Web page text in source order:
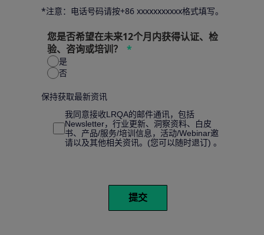
*注意：电话号码请按+86 xxxxxxxxxxx格式填写。
您是否希望在未来12个月内获得认证、检
验、咨询或培训？
是
否
保持获取最新资讯
我同意接收LRQA的邮件通讯，包括
Newsletter，行业更新、洞察资料、白皮
书、产品/服务/培训信息，活动/Webinar邀
请以及其他相关资讯。(您可以随时退订) 。
提交